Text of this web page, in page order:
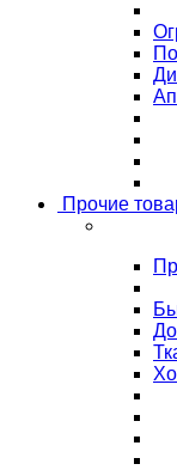
Прочие